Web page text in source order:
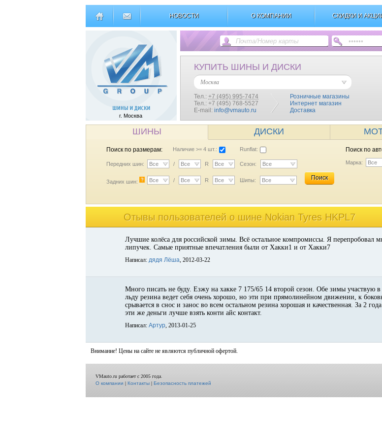
НОВОСТИ О КОМПАНИИ СКИДКИ И
г. Москва
КУПИТЬ ШИНЫ И ДИСКИ
Москва
Тел.: +7 (495) 995-7474
Тел.: +7 (495) 768-5527
E-mail: info@vmauto.ru
Розничные магазины
Интернет магазин
Доставка
ШИНЫ ДИСКИ
Поиск по размерам: Наличие >= 4 шт.: Runflat:
Передних шин: Все / Все R Все Сезон: Все
Задних шин: ? Все / Все R Все Шипы: Все Поиск
Поиск по
Марка: Все
Отывы пользователей o шине Nokian Tyres HKPL7
Лучшие колёса для российской зимы. Всё остальное компромиссы. Я перепробовал
липучек. Самые приятные впечатления были от Хакки1 и от Хакки7
Написал: дядя Лёша, 2012-03-22
Много писать не буду. Езжу на хакке 7 175/65 14 второй сезон. Обе зимы участвую
льду резина ведет себя очень хорошо, но эти при прямолинейном движении, к
срывается в снос и занос во всем остальном резина хорошая и качественная. За 2
эти же деньги лучше взять конти айс контакт.
Написал: Артур, 2013-01-25
Внимание! Цены на сайте не являются публичной офертой.
VMauto.ru работает с 2005 года.
О компании|Контакты|Безопасность платежей